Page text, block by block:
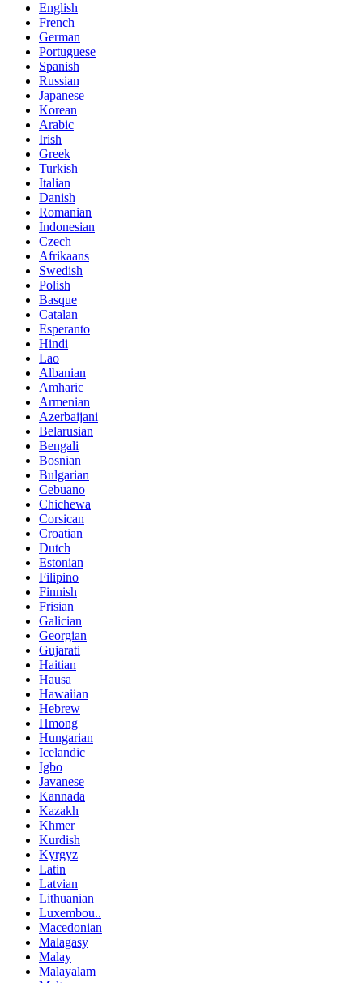
English
French
German
Portuguese
Spanish
Russian
Japanese
Korean
Arabic
Irish
Greek
Turkish
Italian
Danish
Romanian
Indonesian
Czech
Afrikaans
Swedish
Polish
Basque
Catalan
Esperanto
Hindi
Lao
Albanian
Amharic
Armenian
Azerbaijani
Belarusian
Bengali
Bosnian
Bulgarian
Cebuano
Chichewa
Corsican
Croatian
Dutch
Estonian
Filipino
Finnish
Frisian
Galician
Georgian
Gujarati
Haitian
Hausa
Hawaiian
Hebrew
Hmong
Hungarian
Icelandic
Igbo
Javanese
Kannada
Kazakh
Khmer
Kurdish
Kyrgyz
Latin
Latvian
Lithuanian
Luxembou..
Macedonian
Malagasy
Malay
Malayalam